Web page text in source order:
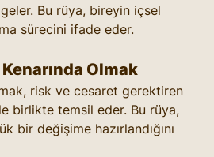
Bu rüya, bireyin içsel
sürecini ifade eder.
Olmak
risk ve cesaret gerektiren
birlikte temsil eder. Bu rüya,
bir değişime hazırlandığını